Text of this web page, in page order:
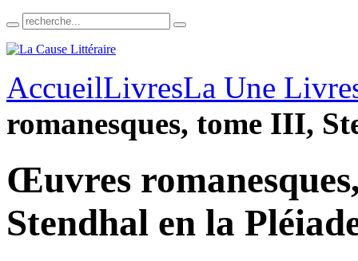
AccueilLivresLa Une
romanesques, tome III,
Œuvres
Stendhal en la